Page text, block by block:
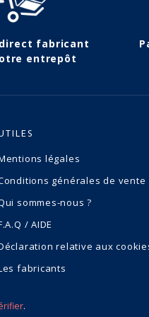
fabricant
entrepôt
légales
générales de vente
sommes-nous ?
/ AIDE
relative aux
fabricants
.